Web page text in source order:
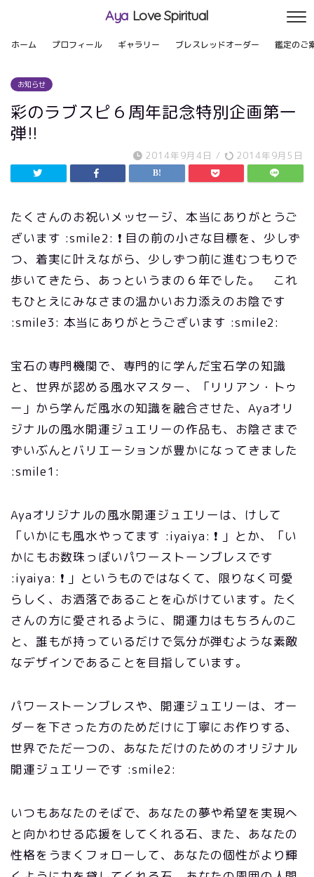
Aya Love Spiritual
ホーム プロフィール ギャラリー ブレスレッドオーダー 鑑定のご
お知らせ
彩のラブスピ６周年記念特別企画第一
弾!!
2014年9月4日 / 2014年9月5日
たくさんのお祝いメッセージ、本当にありがとうご
ざいます :smile2: ❗ 目の前の小さな目標を、少しず
つ、着実に叶えながら、少しずつ前に進むつもりで
歩いてきたら、あっというまの６年でした。 これ
もひとえにみなさまの温かいお力添えのお陰です
:smile3: 本当にありがとうございます :smile2:
宝石の専門機関で、専門的に学んだ宝石学の知識
と、世界が認める風水マスター、「リリアン・トゥ
ー」から学んだ風水の知識を融合させた、Ayaオリ
ジナルの風水開運ジュエリーの作品も、お陰さまで
ずいぶんとバリエーションが豊かになってきました
:smile1:
Ayaオリジナルの風水開運ジュエリーは、けして
「いかにも風水やってます :iyaiya: ❗ 」とか、「い
かにもお数珠っぽいパワーストーンブレスです
:iyaiya: ❗ 」というものではなくて、限りなく可愛
らしく、お洒落であることを心がけています。たく
さんの方に愛されるように、開運力はもちろんのこ
と、誰もが持っているだけで気分が弾むような素敵
なデザインであることを目指しています。
パワーストーンブレスや、開運ジュエリーは、オー
ダーを下さった方のためだけに丁寧にお作りする、
世界でただ一つの、あなただけのためのオリジナル
開運ジュエリーです :smile2:
いつもあなたのそばで、あなたの夢や希望を実現へ
と向かわせる応援をしてくれる石、また、あなたの
性格をうまくフォローして、あなたの個性がより輝